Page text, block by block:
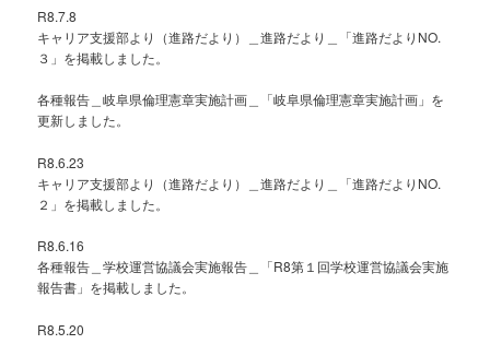
R8.7.8
キャリア支援部より（進路だより）＿進路だより＿「進路だよりNO.
３」を掲載しました。
各種報告＿岐阜県倫理憲章実施計画＿「岐阜県倫理憲章実施計画」を
更新しました。
R8.6.23
キャリア支援部より（進路だより）＿進路だより＿「進路だよりNO.
２」を掲載しました。
R8.6.16
各種報告＿学校運営協議会実施報告＿「R8第１回学校運営協議会実施
報告書」を掲載しました。
R8.5.20